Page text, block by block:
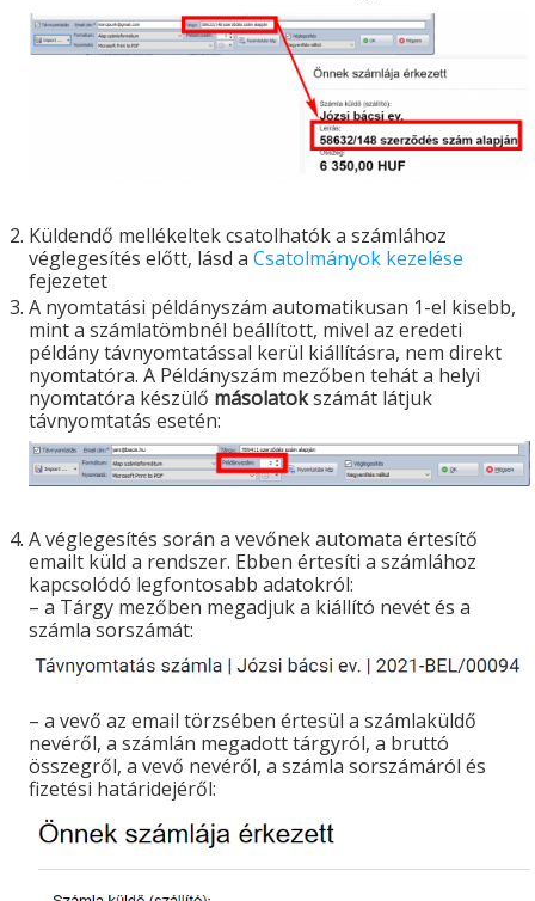
Küldendő mellékeltek csatolhatók a számlához
véglegesítés előtt, lásd aCsatolmányok kezelése
fejezetet
A nyomtatási példányszám automatikusan 1-el kisebb,
mint a számlatömbnél beállított, mivel az eredeti
példány távnyomtatással kerül kiállításra, nem direkt
nyomtatóra. A Példányszám mezőben tehát a helyi
nyomtatóra készülő másolatokszámát látjuk
távnyomtatás esetén:
A véglegesítés során a vevőnek automata értesítő
emailt küld a rendszer. Ebben értesíti a számlához
kapcsolódó legfontosabb adatokról:
– a Tárgy mezőben megadjuk a kiállító nevét és a
számla sorszámát:
– a vevő az email törzsében értesül a számlaküldő
nevéről, a számlán megadott tárgyról, a bruttó
összegről, a vevő nevéről, a számla sorszámáról és
fizetési határidejéről: